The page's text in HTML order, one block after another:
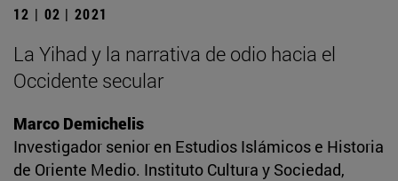
12 | 02 | 2021
La Yihad y la narrativa de odio hacia el
Occidente secular
Marco Demichelis
Investigador senior en Estudios Islámicos e Historia
de Oriente Medio. Instituto Cultura y Sociedad,